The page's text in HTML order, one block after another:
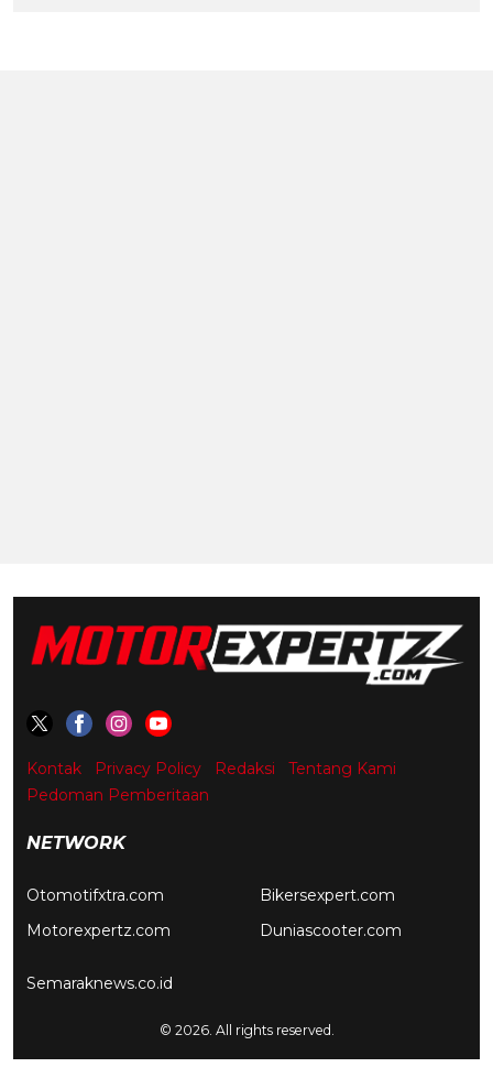
Kontak Privacy Policy Redaksi
Tentang Kami
Pedoman Pemberitaan
NETWORK
Otomotifxtra.com
Motorexpertz.com
Bikersexpert.com
Duniascooter.com
Semaraknews.co.id
© 2026. All rights reserved.